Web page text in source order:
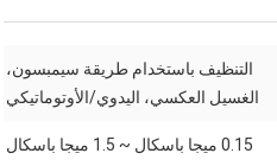
التنظيف باستخدام طريقة سيمبسون،
الغسيل العكسي، اليدوي/الأوتوماتيكي
0.15 ميجا باسكال ~ 1.5 ميجا باسكال